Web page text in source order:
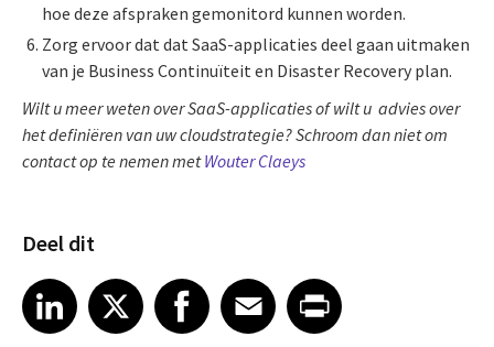
hoe deze afspraken gemonitord kunnen worden.
Zorg ervoor dat dat SaaS-applicaties deel gaan uitmaken
van je Business Continuïteit en Disaster Recovery plan.
Wilt u meer weten over SaaS-applicaties of wilt u advies over
het definiëren van uw cloudstrategie? Schroom dan niet om
contact op te nemen metWouter Claeys
Deel dit
Share article on LinkedIn
LinkedIn
Share article on XShare article on Facebook
Facebook
Share article on Email
EmailShare article on Print